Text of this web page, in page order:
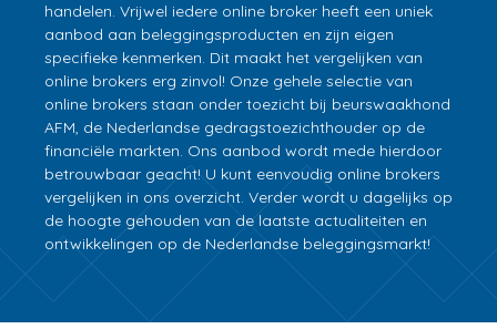
handelen. Vrijwel iedere online broker heeft een uniek
aanbod aan beleggingsproducten en zijn eigen
specifieke kenmerken. Dit maakt het vergelijken van
online brokers erg zinvol! Onze gehele selectie van
online brokers staan onder toezicht bij beurswaakhond
AFM, de Nederlandse gedragstoezichthouder op de
financiële markten. Ons aanbod wordt mede hierdoor
betrouwbaar geacht! U kunt eenvoudig online brokers
vergelijken in ons overzicht. Verder wordt u dagelijks op
de hoogte gehouden van de laatste actualiteiten en
ontwikkelingen op de Nederlandse beleggingsmarkt!